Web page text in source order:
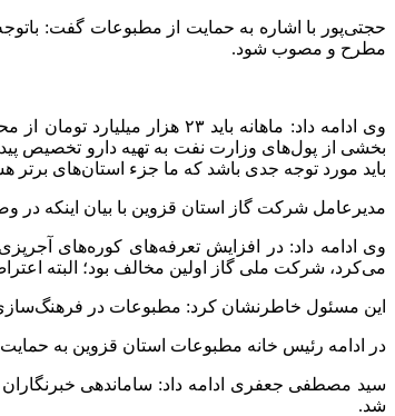
حجتی‌پور با اشاره به حمایت از مطبوعات گفت:
مطرح و مصوب شود.
بخشی از پول‌های وزارت نفت به تهیه دارو تخصیص
باید مورد توجه جدی باشد که ما جزء استان‌های برتر
مدیرعامل شرکت گاز استان قزوین با بیان اینکه
وی ادامه داد: در افزایش تعرفه‌های کوره‌های
می‌کرد، شرکت ملی گاز اولین مخالف بود؛ البته
این مسئول خاطرنشان کرد: مطبوعات در فرهنگ‌سازی
در ادامه رئیس خانه مطبوعات استان قزوین به حمایت
سید مصطفی جعفری ادامه داد: ساماندهی
شد.